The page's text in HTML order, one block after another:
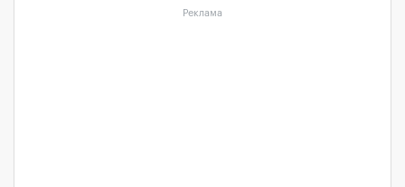
Реклама